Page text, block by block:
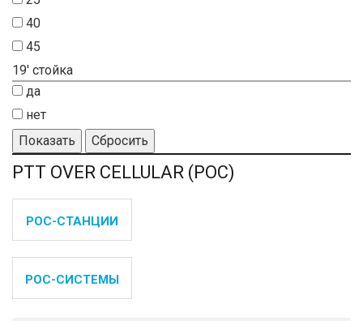
40
45
19' стойка
да
нет
Показать
Сбросить
PTT OVER CELLULAR (POC)
POC-СТАНЦИИ
POC-СИСТЕМЫ